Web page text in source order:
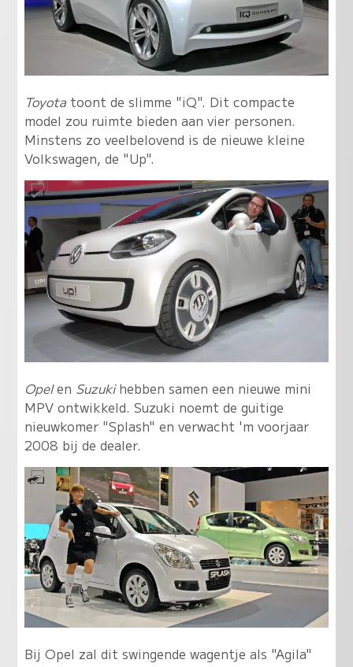
Toyotatoont de slimme "iQ". Dit compacte
model zou ruimte bieden aan vier personen.
Minstens zo veelbelovend is de nieuwe kleine
Volkswagen, de "Up".
Opelen Suzukihebben samen een nieuwe mini
MPV ontwikkeld. Suzuki noemt de guitige
nieuwkomer "Splash" en verwacht 'm voorjaar
2008 bij de dealer.
Bij Opel zal dit swingende wagentje als "Agila"